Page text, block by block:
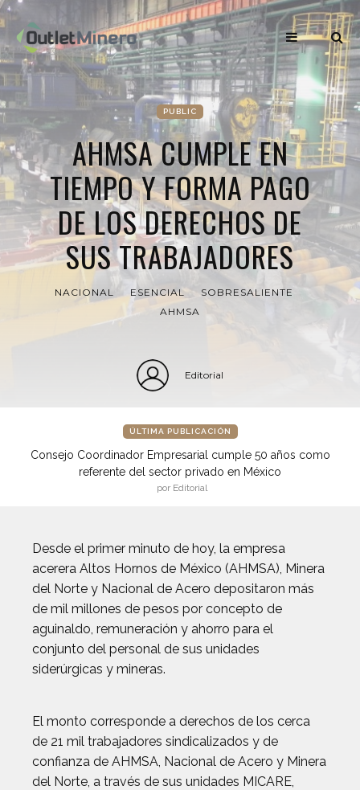
PUBLIC
AHMSA CUMPLE EN
TIEMPO Y FORMA PAGO
DE LOS DERECHOS DE
SUS TRABAJADORES
NACIONAL ESENCIAL
SOBRESALIENTE
AHMSA
Editorial
ÚLTIMA PUBLICACIÓN
Consejo Coordinador Empresarial cumple 50 años como
referente del sector privado en México
por Editorial
Desde el primer minuto de hoy, la empresa
acerera Altos Hornos de México (AHMSA), Minera
del Norte y Nacional de Acero depositaron más
de mil millones de pesos por concepto de
aguinaldo, remuneración y ahorro para el
conjunto del personal de sus unidades
siderúrgicas y mineras.
El monto corresponde a derechos de los cerca
de 21 mil trabajadores sindicalizados y de
confianza de AHMSA, Nacional de Acero y Minera
del Norte, a través de sus unidades MICARE,